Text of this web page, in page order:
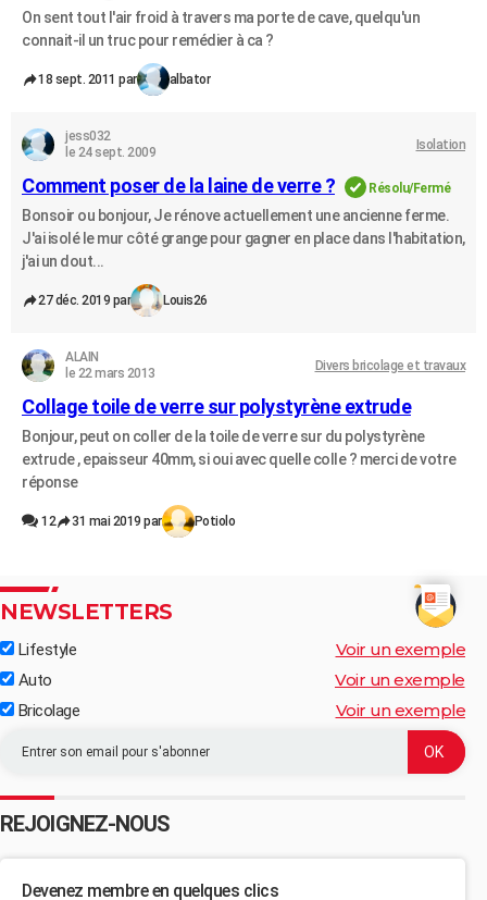
On sent tout l'air froid à travers ma porte de cave, quelqu'un
connait-il un truc pour remédier à ca ?
18 sept. 2011 par albator
jess032
le 24 sept. 2009
Isolation
Comment poser de la laine de verre ? Résolu/Fermé
Bonsoir ou bonjour, Je rénove actuellement une ancienne ferme.
J'ai isolé le mur côté grange pour gagner en place dans l'habitation,
j'ai un dout...
27 déc. 2019 par Louis26
ALAIN
le 22 mars 2013
Divers bricolage et travaux
Collage toile de verre sur polystyrène extrude
Bonjour, peut on coller de la toile de verre sur du polystyrène
extrude , epaisseur 40mm, si oui avec quelle colle ? merci de votre
réponse
12 31 mai 2019 par Potiolo
NEWSLETTERS
Lifestyle Voir un exemple
Auto Voir un exemple
Bricolage Voir un exemple
REJOIGNEZ-NOUS
Devenez membre en quelques clics